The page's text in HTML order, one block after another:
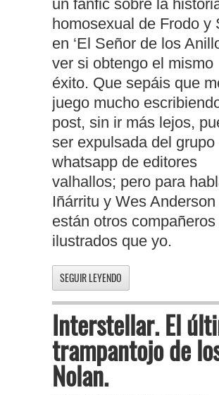
un fanfic sobre la
homosexual de Frodo y
en ‘El Señor de los
ver si obtengo el mismo
éxito. Que sepáis que
juego mucho
post, sin ir más lejos,
ser expulsada del grupo
whatsapp de editores
valhallos; pero para
Iñárritu y Wes
están otros
ilustrados que yo.
SEGUIR LEYENDO
Interstellar. El
trampantojo de
Nolan.